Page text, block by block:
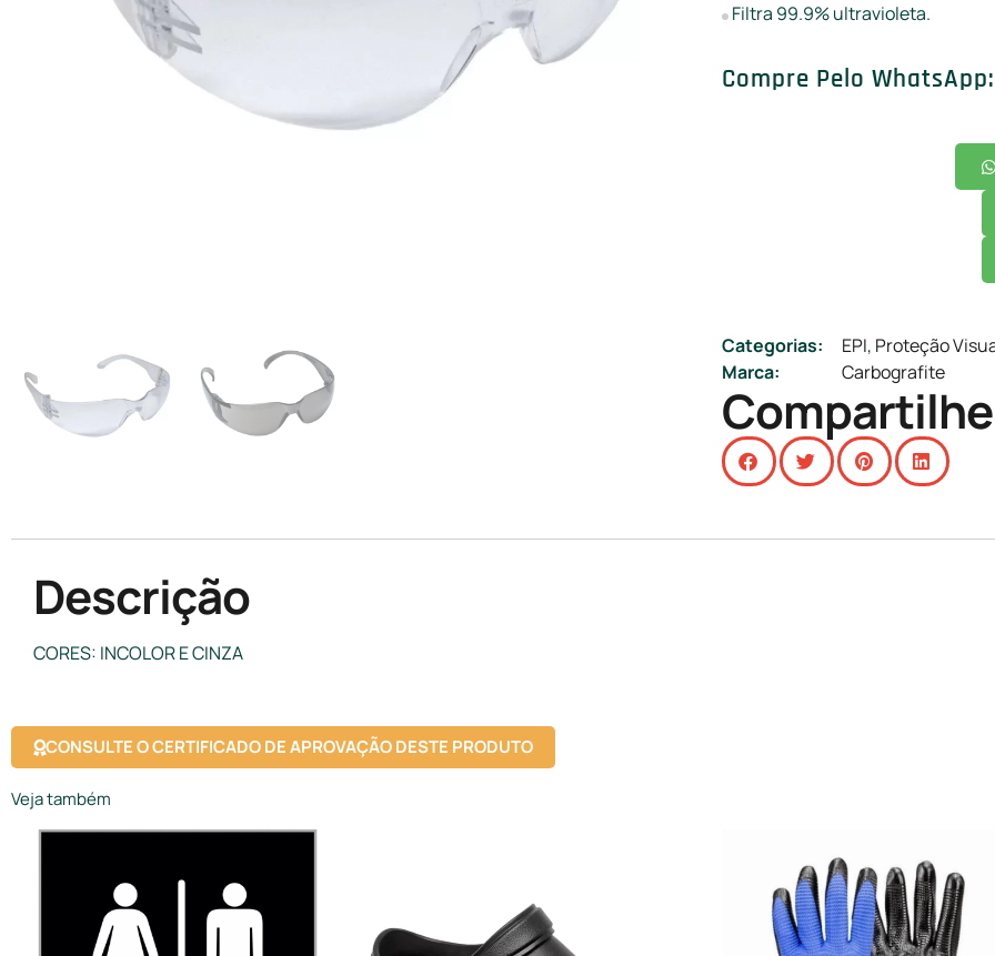
Filtra 99.9% ultravioleta.
Compre Pelo WhatsApp:
Categorias: EPI, Proteção
Marca:
Carbografite
Descrição
CORES: INCOLOR E CINZA
CONSULTE O CERTIFICADO DE APROVAÇÃO DESTE PRODUTO
Veja também